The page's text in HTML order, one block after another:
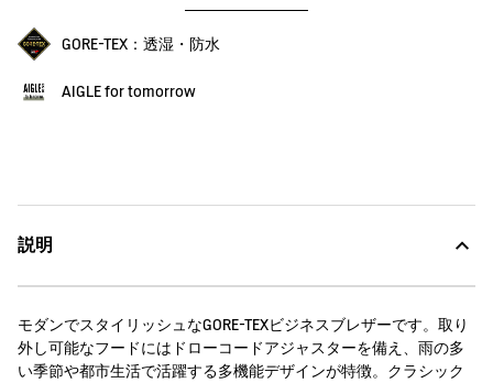
GORE-TEX：透湿・防水
AIGLE for tomorrow
説明
モダンでスタイリッシュなGORE-TEXビジネスブレザーです。取り
外し可能なフードにはドローコードアジャスターを備え、雨の多
い季節や都市生活で活躍する多機能デザインが特徴。クラシック